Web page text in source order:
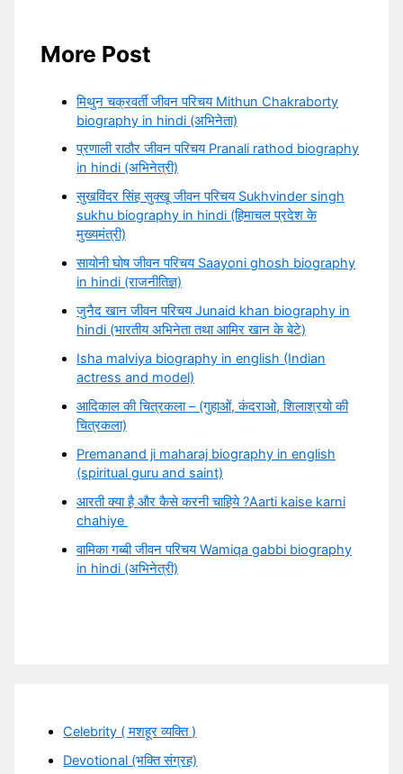
More Post
मिथुन चक्रवर्ती जीवन परिचय Mithun Chakraborty
biography in hindi (अभिनेता)
प्रणाली राठौर जीवन परिचय Pranali rathod biography
in hindi (अभिनेत्री)
सुखविंदर सिंह सुक्खू जीवन परिचय Sukhvinder singh
sukhu biography in hindi (हिमाचल प्रदेश के
मुख्यमंत्री)
सायोनी घोष जीवन परिचय Saayoni ghosh biography
in hindi (राजनीतिज्ञ)
जुनैद खान जीवन परिचय Junaid khan biography in
hindi (भारतीय अभिनेता तथा आमिर खान के बेटे)
Isha malviya biography in english (Indian
actress and model)
आदिकाल की चित्रकला – (गुहाओं, कंदराओ, शिलाश्रयो की
चित्रकला)
Premanand ji maharaj biography in english
(spiritual guru and saint)
आरती क्या है और कैसे करनी चाहिये ?Aarti kaise karni
chahiye
वामिका गब्बी जीवन परिचय Wamiqa gabbi biography
in hindi (अभिनेत्री)
Celebrity ( मशहूर व्यक्ति )
Devotional (भक्ति संग्रह)